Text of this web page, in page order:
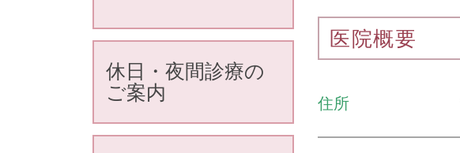
医院概要
住所
休日・夜間診療の
ご案内